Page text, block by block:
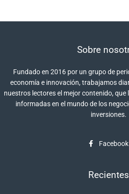
Sobre
Fundado en 2016 por un grupo de
economía e innovación, trabajamos
nuestros lectores el mejor contenido,
informadas en el mundo de los
inversiones.
Facebook
Recientes